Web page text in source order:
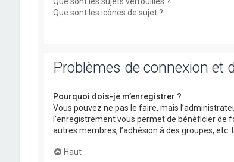
Que sont les icônes de sujet ?
Problèmes de connexion et
Pourquoi dois-je m’enregistrer ?
Vous pouvez ne pas le faire, mais
l’enregistrement vous permet de bénéficier de
autres membres, l’adhésion à des groupes,
Haut